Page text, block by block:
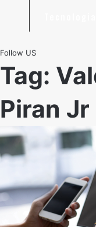
Follow US
Tag:
Piran Jr